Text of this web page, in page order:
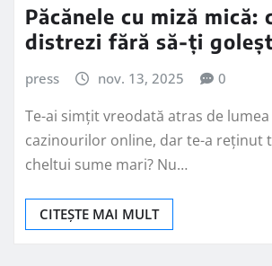
Păcănele cu miză mică:
distrezi fără să-ți
press nov. 13, 2025 0
Te-ai simțit vreodată atras de
cazinourilor online, dar te-a reținut
cheltui sume mari? Nu…
CITEȘTE MAI MULT